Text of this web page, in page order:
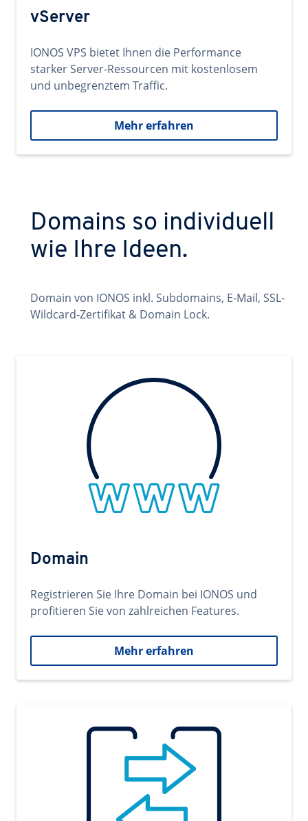
vServer
IONOS VPS bietet Ihnen die Performance
starker Server-Ressourcen mit kostenlosem
und unbegrenztem Traffic.
Mehr erfahren
Domains so individuell
wie Ihre Ideen.
Domain von IONOS inkl. Subdomains, E-Mail, SSL-
Wildcard-Zertifikat & Domain Lock.
Domain
Registrieren Sie Ihre Domain bei IONOS und
profitieren Sie von zahlreichen Features.
Mehr erfahren